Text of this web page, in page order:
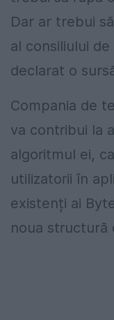
Dar ar trebui
al consiliului de
declarat o
Compania de
va contribui la
algoritmul ei,
utilizatorii în
existenți ai
noua structură